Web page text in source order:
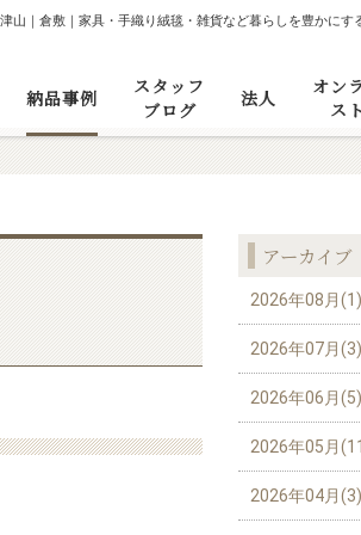
山｜倉敷｜家具・手織り絨毯・雑貨など暮らしを豊かに
納品事例
スタッフ
ブログ
法人
オン
ス
アーカイブ
2026年08月(1)
2026年07月(3)
2026年06月(5)
2026年05月
2026年04月(3)